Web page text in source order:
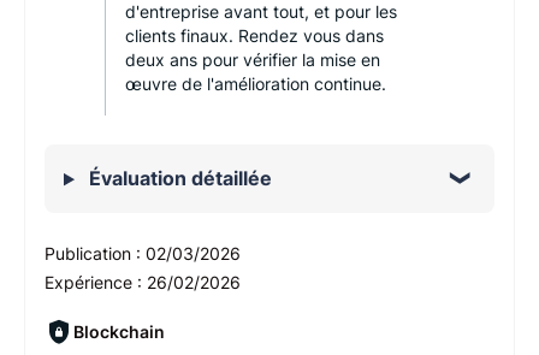
d'entreprise avant tout, et pour les
clients finaux. Rendez vous dans
deux ans pour vérifier la mise en
œuvre de l'amélioration continue.
Évaluation détaillée
Publication : 02/03/2026
Expérience : 26/02/2026
Blockchain